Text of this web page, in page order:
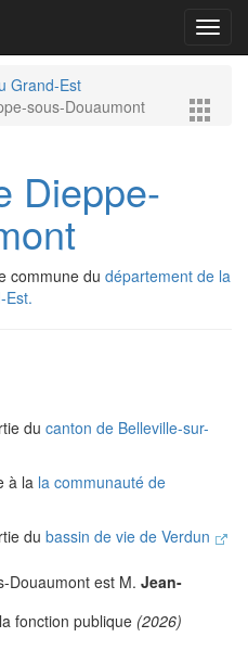
Grand-Est
sous-Douaumont
Dieppe-
commune du département de la
Est.
du canton de Belleville-sur-
à la la communauté de
du bassin de vie de Verdun
Douaumont est M. Jean-
fonction publique (2026)